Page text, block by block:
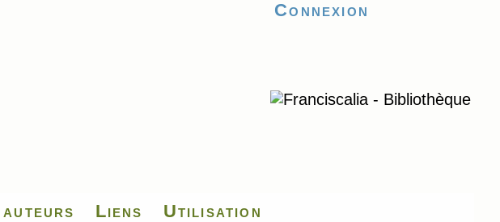
Connexion
auteurs Liens Utilisation